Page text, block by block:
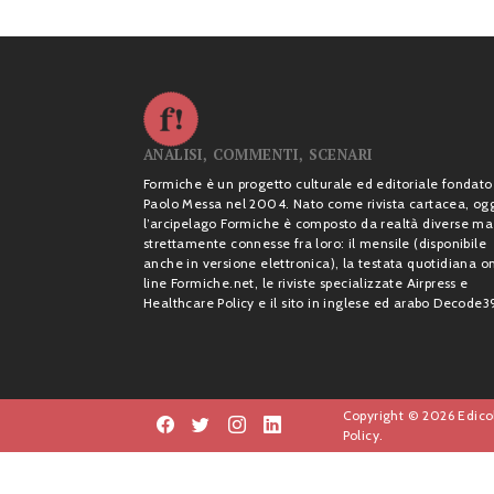
ANALISI, COMMENTI, SCENARI
Formiche è un progetto culturale ed editoriale fondato
Paolo Messa nel 2004. Nato come rivista cartacea,
l’arcipelago Formiche è composto da realtà diverse ma
strettamente connesse fra loro: il mensile (disponibile
anche in versione elettronica), la testata quotidiana
line Formiche.net, le riviste specializzate Airpress e
Healthcare Policy e il sito in inglese ed arabo
Copyright © 2026
Policy.